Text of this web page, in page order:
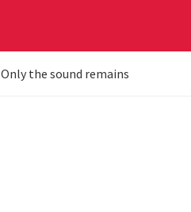
Only the sound remains